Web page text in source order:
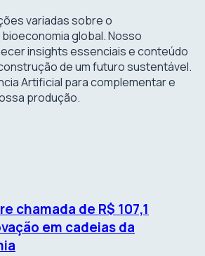
variadas sobre o
global. Nosso
insights essenciais e conteúdo
de um futuro sustentável.
Artificial para complementar e
produção.
chamada de R$ 107,1
em cadeias da